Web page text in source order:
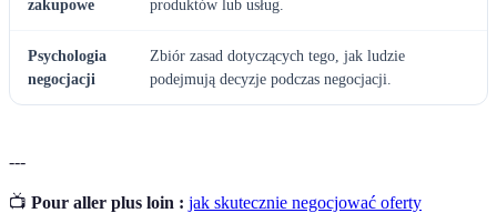
zakupowe
produktów lub usług.
Psychologia
negocjacji
Zbiór zasad dotyczących tego, jak ludzie
podejmują decyzje podczas negocjacji.
---
📺 Pour aller plus loin : jak skutecznie negocjować oferty